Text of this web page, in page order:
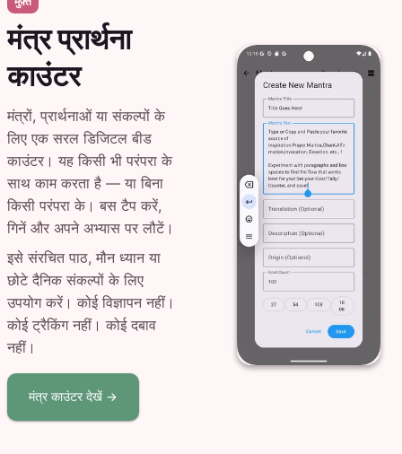
मंत्र प्रार्थना
काउंटर
मंत्रों, प्रार्थनाओं या संकल्पों के
लिए एक सरल डिजिटल बीड
काउंटर। यह किसी भी परंपरा के
साथ काम करता है — या बिना
किसी परंपरा के। बस टैप करें,
गिनें और अपने अभ्यास पर लौटें।
इसे संरचित पाठ, मौन ध्यान या
छोटे दैनिक संकल्पों के लिए
उपयोग करें। कोई विज्ञापन नहीं।
कोई ट्रैकिंग नहीं। कोई दबाव
नहीं।
मंत्र काउंटर देखें →